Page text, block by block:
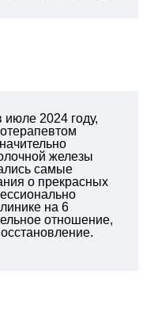
2024 году,
железы
самые
о прекрасных
на 6
отношение,